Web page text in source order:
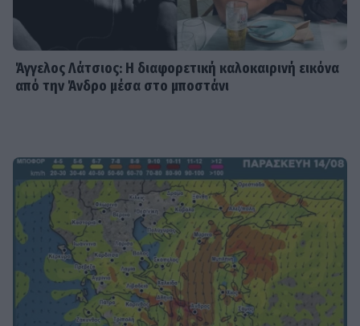
Άγγελος Λάτσιος: Η διαφορετική καλοκαιρινή εικόνα
από την Άνδρο μέσα στο μποστάνι